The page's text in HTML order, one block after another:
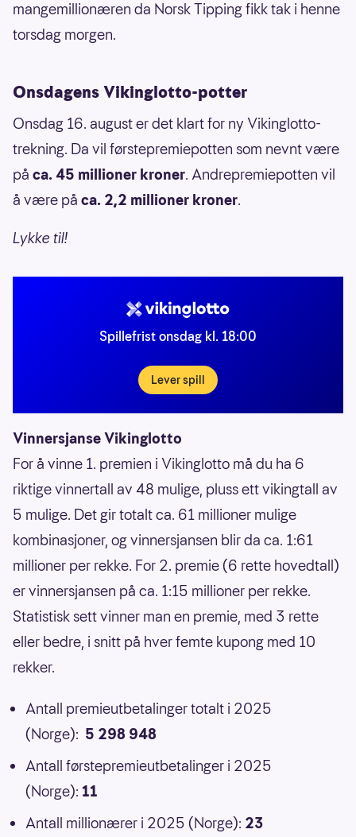
mangemillionæren da Norsk Tipping fikk tak i henne
torsdag morgen.
Onsdagens Vikinglotto-potter
Onsdag 16. august er det klart for ny Vikinglotto-
trekning. Da vil førstepremiepotten som nevnt være
på ca. 45 millioner kroner. Andrepremiepotten vil
å være på ca. 2,2 millioner kroner.
Lykke til!
Spillefrist onsdag kl. 18:00
Lever spill
Vinnersjanse Vikinglotto
For å vinne 1. premien i Vikinglotto må du ha 6
riktige vinnertall av 48 mulige, pluss ett vikingtall av
5 mulige. Det gir totalt ca. 61 millioner mulige
kombinasjoner, og vinnersjansen blir da ca. 1:61
millioner per rekke. For 2. premie (6 rette hovedtall)
er vinnersjansen på ca. 1:15 millioner per rekke.
Statistisk sett vinner man en premie, med 3 rette
eller bedre, i snitt på hver femte kupong med 10
rekker.
Antall premieutbetalinger totalt i 2025
(Norge): 5 298 948
Antall førstepremieutbetalinger i 2025
(Norge): 11
Antall millionærer i 2025 (Norge): 23